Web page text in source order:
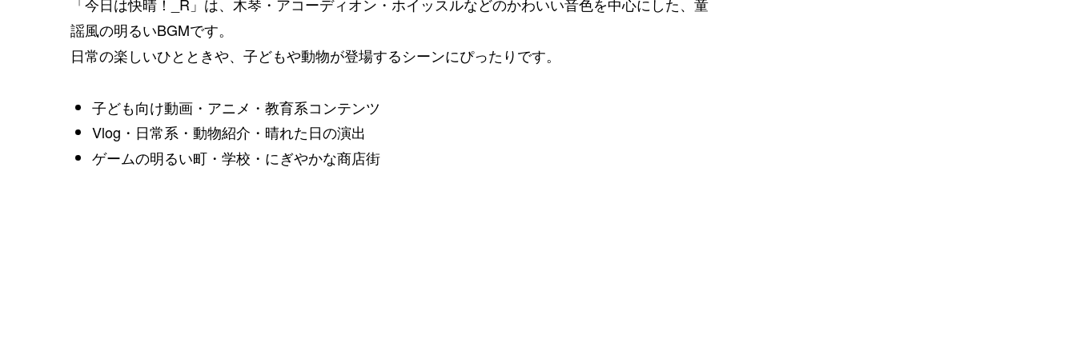
謡風の明るいBGMです。
日常の楽しいひとときや、子どもや動物が登場するシーンにぴったりです。
子ども向け動画・アニメ・教育系コンテンツ
Vlog・日常系・動物紹介・晴れた日の演出
ゲームの明るい町・学校・にぎやかな商店街